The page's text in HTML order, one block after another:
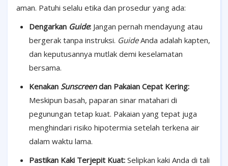
aman. Patuhi selalu etika dan prosedur yang ada:
Dengarkan Guide: Jangan pernah mendayung atau
bergerak tanpa instruksi. GuideAnda adalah kapten,
dan keputusannya mutlak demi keselamatan
bersama.
Kenakan Sunscreendan Pakaian Cepat Kering:
Meskipun basah, paparan sinar matahari di
pegunungan tetap kuat. Pakaian yang tepat juga
menghindari risiko hipotermia setelah terkena air
dalam waktu lama.
Pastikan Kaki Terjepit Kuat: Selipkan kaki Anda di tali